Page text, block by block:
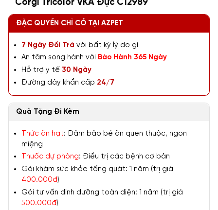
Corgi Tricolor VKA Đực C12989
ĐẶC QUYỀN CHỈ CÓ TẠI AZPET
7 Ngày Đổi Trả với bất kỳ lý do gì
An tâm song hành với Bảo Hành 365 Ngày
Hỗ trợ y tế 30 Ngày
Đường dây khẩn cấp 24/7
Quà Tặng Đi Kèm
Thức ăn hạt: Đảm bảo bé ăn quen thuộc, ngon
miệng
Thuốc dự phòng: Điều trị các bệnh cơ bản
Gói khám sức khỏe tổng quát: 1 năm (trị giá
400.000đ)
Gói tư vấn dinh dưỡng toàn diện: 1 năm (trị giá
500.000đ)